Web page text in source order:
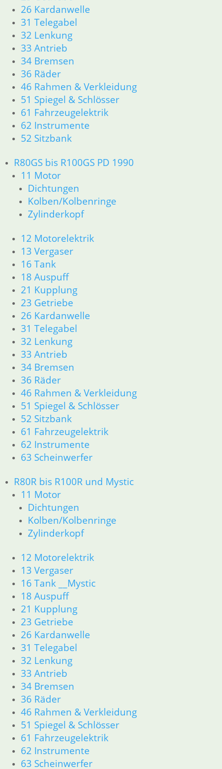
26 Kardanwelle
31 Telegabel
32 Lenkung
33 Antrieb
34 Bremsen
36 Räder
46 Rahmen & Verkleidung
51 Spiegel & Schlösser
61 Fahrzeugelektrik
62 Instrumente
52 Sitzbank
R80GS bis R100GS PD 1990
11 Motor
Dichtungen
Kolben/Kolbenringe
Zylinderkopf
12 Motorelektrik
13 Vergaser
16 Tank
18 Auspuff
21 Kupplung
23 Getriebe
26 Kardanwelle
31 Telegabel
32 Lenkung
33 Antrieb
34 Bremsen
36 Räder
46 Rahmen & Verkleidung
51 Spiegel & Schlösser
52 Sitzbank
61 Fahrzeugelektrik
62 Instrumente
63 Scheinwerfer
R80R bis R100R und Mystic
11 Motor
Dichtungen
Kolben/Kolbenringe
Zylinderkopf
12 Motorelektrik
13 Vergaser
16 Tank __Mystic
18 Auspuff
21 Kupplung
23 Getriebe
26 Kardanwelle
31 Telegabel
32 Lenkung
33 Antrieb
34 Bremsen
36 Räder
46 Rahmen & Verkleidung
51 Spiegel & Schlösser
61 Fahrzeugelektrik
62 Instrumente
63 Scheinwerfer
Zylinderkopf
12 Motorelektrik
13 Vergaser
16 Tank
18 Auspuff
21 Kupplung
23 Getriebe
26 Kardanwelle
31 Telegabel
33 Antrieb
32 Lenkung
34 Bremsen
36 Räder
51 Spiegel & Schlösser
52 Sitzbank
61 Fahrzeugelektrik
62 Instrumente
63 Scheinwerfer
R65 R80 Monolever R100 RS/RT Monolever ab 1984
11 Motor
Dichtungen
Kolben/Kolbenringe
Zylinderkopf
12 Motorelektrik
13 Vergaser
16 Tank
18 Auspuff
21 Kupplung
23 Getriebe
26 Kardanwelle
31 Telegabel
32 Lenkung
33 Antrieb
34 Bremsen
36 Räder
46 Rahmen & Verkleidung
51 Spiegel & Schlösser
52 Sitzbank
61 Fahrzeugelektrik
62 Instrumente
11 Motor
Dichtungen
Zylinderkopf
Kolben/Kolbenringe
12 Motorelektrik
13 Vergaser
16 Tank
18 Auspuff
21 Kupplung
23 Getriebe
34 Bremsen
36 Räder
46 Rahmen & Verkleidung
51 Spiegel & Schlösser
52 Sitzbank
61 Fahrzeugelektrik
62 Instrumente
63 Scheinwerfer
R80GS ab 1991 bis R100GS PD R80 Basic
11 Motor
Dichtungen
Zylinderkopf
Kolben/Kolbenringe
12 Motorelektrik
13 Vergaser